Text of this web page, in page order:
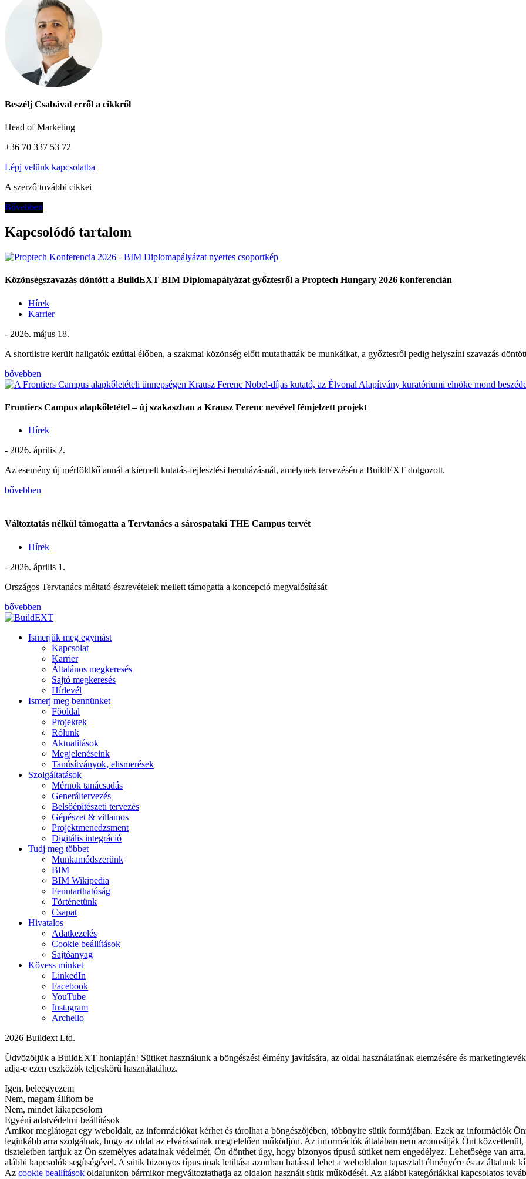
Beszélj Csabával erről a cikkről
Head of Marketing
+36 70 337 53 72
Lépj velünk kapcsolatba
A szerző további cikkei
Bővebben
Kapcsolódó tartalom
Közönségszavazás döntött a BuildEXT BIM Diplomapályázat győztesről a Proptech Hungary 2026 konferencián
Hírek
Karrier
- 2026. május 18.
A shortlistre került hallgatók ezúttal élőben, a szakmai közönség előtt mutathatták be munkáikat, a győztesről pedig helyszíni szavazás
bővebben
Frontiers Campus alapkőletétel – új szakaszban a Krausz Ferenc nevével fémjelzett projekt
Hírek
- 2026. április 2.
Az esemény új mérföldkő annál a kiemelt kutatás-fejlesztési beruházásnál, amelynek tervezésén a BuildEXT dolgozott.
bővebben
Változtatás nélkül támogatta a Tervtanács a sárospataki THE Campus tervét
Hírek
- 2026. április 1.
Országos Tervtanács méltató észrevételek mellett támogatta a koncepció megvalósítását
bővebben
Ismerjük meg egymást
Kapcsolat
Karrier
Általános megkeresés
Sajtó megkeresés
Hírlevél
Ismerj meg bennünket
Főoldal
Projektek
Rólunk
Aktualitások
Megjelenéseink
Tanúsítványok, elismerések
Szolgáltatások
Mérnök tanácsadás
Generáltervezés
Belsőépítészeti tervezés
Gépészet & villamos
Projektmenedzsment
Digitális integráció
Tudj meg többet
Munkamódszerünk
BIM
BIM Wikipedia
Fenntarthatóság
Történetünk
Csapat
Hivatalos
Adatkezelés
Cookie beállítások
Sajtóanyag
Kövess minket
LinkedIn
Facebook
YouTube
Instagram
Archello
2026 Buildext Ltd.
Üdvözöljük a BuildEXT honlapján! Sütiket használunk a böngészési élmény javítására, az oldal használatának elemzésére és
adja-e ezen eszközök teljeskörű használatához.
Igen, beleegyezem
Nem, magam állítom be
Nem, mindet kikapcsolom
Egyéni adatvédelmi beállítások
Amikor meglátogat egy weboldalt, az információkat kérhet és tárolhat a böngészőjében, többnyire sütik formájában. Ezek az információk
leginkább arra szolgálnak, hogy az oldal az elvárásainak megfelelően működjön. Az információk általában nem azonosítják Önt
tiszteletben tartjuk az Ön személyes adatainak védelmét, Ön dönthet úgy, hogy bizonyos típusú sütiket nem engedélyez. Lehetősége van
alábbi kapcsolók segítségével. A sütik bizonyos típusainak letiltása azonban hatással lehet a weboldalon tapasztalt élményére és az általunk
Az cookie beallítások oldalunkon bármikor megváltoztathatja az oldalon használt sütik működését. Az alábbi kategóriákkal kapcsolatos